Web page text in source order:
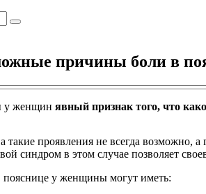
причины боли в
у женщин явный признак того, что
такие проявления не всегда возможно,
синдром в этом случае позволяет
у женщины могут иметь: